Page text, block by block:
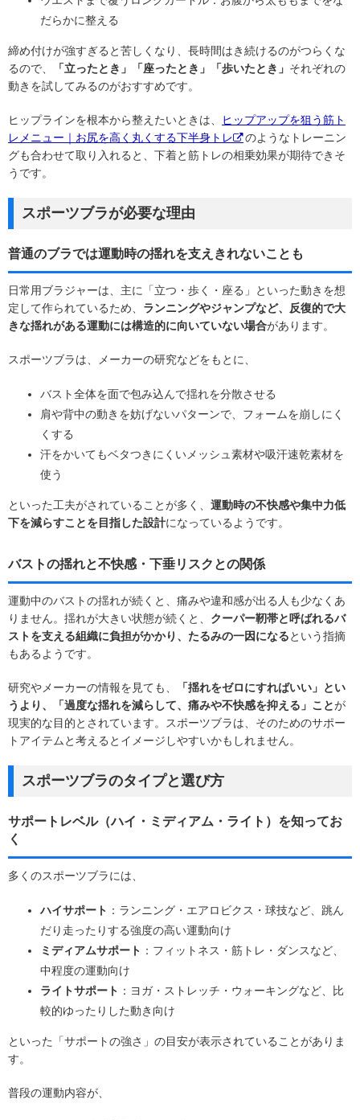
だらかに整える
締め付けが強すぎると苦しくなり、長時間はき続けるのがつらくな
るので、
「立ったとき」「座ったとき」「歩いたとき」 それぞれの
動きを試してみるのがおすすめです。
ヒップラインを根本から整えたいときは、
ヒップアップを狙う筋ト
レメニュー｜お尻を高く丸くする下半身トレ
のようなトレーニン
グも合わせて取り入れると、下着と筋トレの相乗効果が期待できそ
うです。
スポーツブラが必要な理由
普通のブラでは運動時の揺れを支えきれないことも
日常用ブラジャーは、主に「立つ・歩く・座る」といった動きを想
定して作られているため、 ランニングやジャンプなど、反復的で大
きな揺れがある運動には構造的に向いていない場合があります。
スポーツブラは、メーカーの研究などをもとに、
バスト全体を面で包み込んで揺れを分散させる
肩や背中の動きを妨げないパターンで、フォームを崩しにく
くする
汗をかいてもベタつきにくいメッシュ素材や吸汗速乾素材を
使う
といった工夫がされていることが多く、 運動時の不快感や集中力低
下を減らすことを目指した設計になっているようです。
バストの揺れと不快感・下垂リスクとの関係
運動中のバストの揺れが続くと、痛みや違和感が出る人も少なくあ
りません。揺れが大きい状態が続くと、 クーパー靭帯と呼ばれるバ
ストを支える組織に負担がかかり、たるみの一因になるという指摘
もあるようです。
研究やメーカーの情報を見ても、
「揺れをゼロにすればいい」とい
うより、「過度な揺れを減らして、痛みや不快感を抑える」ことが
現実的な目的とされています。スポーツブラは、そのためのサポー
トアイテムと考えるとイメージしやすいかもしれません。
スポーツブラのタイプと選び方
サポートレベル（ハイ・ミディアム・ライト）を知ってお
く
多くのスポーツブラには、
ハイサポート ：ランニング・エアロビクス・球技など、跳ん
だり走ったりする強度の高い運動向け
ミディアムサポート ：フィットネス・筋トレ・ダンスなど、
中程度の運動向け
ライトサポート ：ヨガ・ストレッチ・ウォーキングなど、比
較的ゆったりした動き向け
といった「サポートの強さ」の目安が表示されていることがありま
す。
普段の運動内容が、